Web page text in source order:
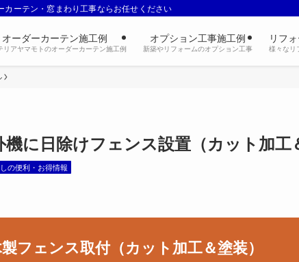
カーテン・窓まわり工事ならお任せください
オーダーカーテン施工例
リアヤマモトのオーダーカーテン施工例
オプション工事施工例
新築やリフォームのオプション工事
リフ
様々なリ
に日除けフェンス設置（カット加工
の便利・お得情報
フェンス取付（カット加工＆塗装）